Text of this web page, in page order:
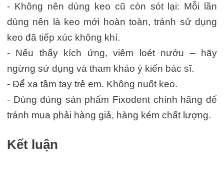
- Không nên dùng keo cũ còn sót lại: Mỗi lần
dùng nên là keo mới hoàn toàn, tránh sử dụng
keo đã tiếp xúc không khí.
- Nếu thấy kích ứng, viêm loét nướu – hãy
ngừng sử dụng và tham khảo ý kiến bác sĩ.
- Để xa tầm tay trẻ em. Không nuốt keo.
- Dùng đúng sản phẩm Fixodent chính hãng để
tránh mua phải hàng giả, hàng kém chất lượng.
Kết luận